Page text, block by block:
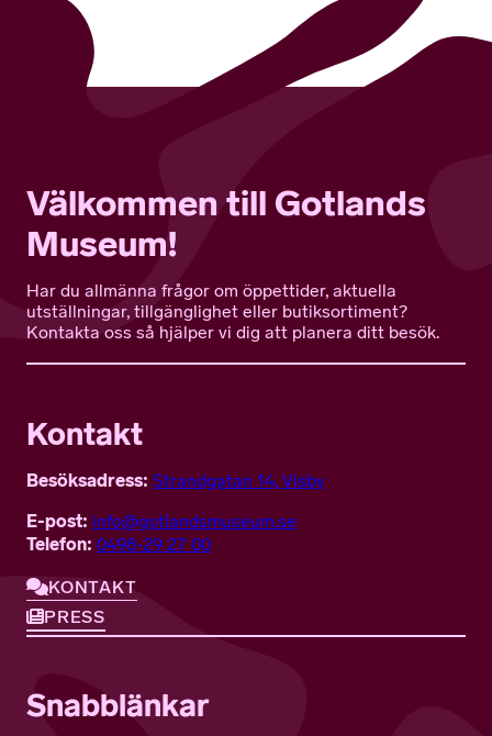
Välkommen till Gotlands
Museum!
Har du allmänna frågor om öppettider, aktuella
utställningar, tillgänglighet eller butiksortiment?
Kontakta oss så hjälper vi dig att planera ditt besök.
Kontakt
Besöksadress: Strandgatan 14, Visby
E-post: info@gotlandsmuseum.se
Telefon: 0498-29 27 00
KONTAKT
PRESS
Snabblänkar